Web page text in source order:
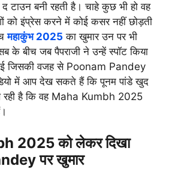
टाउन बनी रहती है। चाहे कुछ भी हो वह
को इंप्रेस करने में कोई कसर नहीं छोड़ती
महाकुंभ 2025 का खुमार उन पर भी
के बीच जब पैपराजी ने उन्हें स्पॉट किया
जिसकी वजह से Poonam Pandey
में आप देख सकते हैं कि पूनम पांडे खुद
है कि वह Maha Kumbh 2025
2025 को लेकर दिखा
पर खुमार